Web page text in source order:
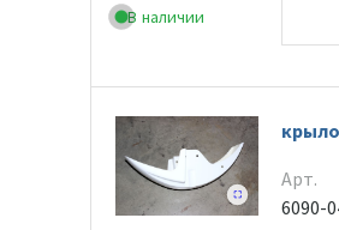
В наличии
Арт.
6090-